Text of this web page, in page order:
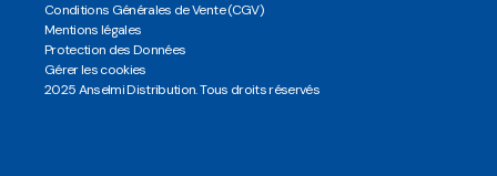
Conditions Générales de Vente (CGV)
Mentions légales
Protection des Données
Gérer les cookies
2025 Anselmi Distribution. Tous droits réservés